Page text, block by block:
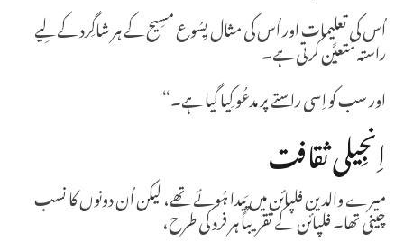
اُس کی تعلیمات اور اُس کی مثال یِسُوع مسِیح کے ہر شاگِرد کے لِیے
راستہ مُتعیَّن کرتی ہے۔
اور سب کو اِسی راستے پر مدعُو کِیا گیا ہے۔“
اِنجِیلی ثقافت
میرے والدین فلپائن میں پَیدا ہُوئے تھے، لیکن اُن دونوں کا نسب
چینی تھا۔ فلپائن کے تقریباً ہر فرد کی طرح،